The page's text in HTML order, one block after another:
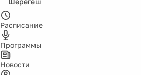
Расписание
Программы
Новости